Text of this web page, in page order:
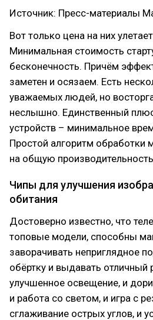
Источник: Пресс-материалы
Вот только цена на них
Минимальная стоимость
бесконечность. Причём
заметен и осязаем. Есть
уважаемых людей, но
неслышно. Единственный
устройств – минимальное
Простой алгоритм обработки
на общую
Чипы для улучшения
обитания
Достоверно известно, что
топовые модели, способны
заворачивать неприглядное
обёртку и выдавать отличный
улучшенное освещение, и
и работа со светом, и игра с
сглаживание острых углов, и